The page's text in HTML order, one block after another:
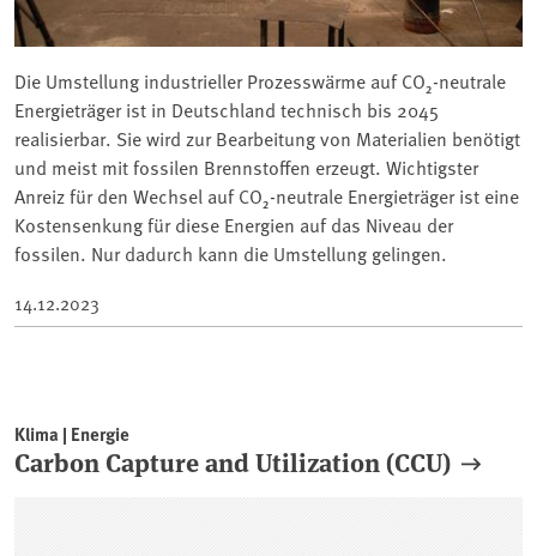
Die Umstellung industrieller Prozesswärme auf CO₂-neutrale
Energieträger ist in Deutschland technisch bis 2045
realisierbar. Sie wird zur Bearbeitung von Materialien benötigt
und meist mit fossilen Brennstoffen erzeugt. Wichtigster
Anreiz für den Wechsel auf CO₂-neutrale Energieträger ist eine
Kostensenkung für diese Energien auf das Niveau der
fossilen. Nur dadurch kann die Umstellung gelingen.
14.12.2023
Klima | Energie
Carbon Capture and Utilization (CCU)